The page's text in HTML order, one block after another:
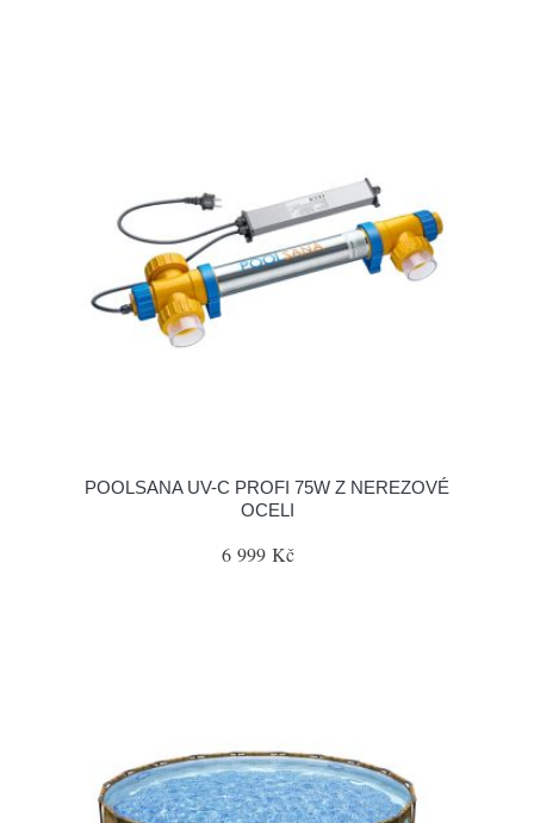
POOLSANA UV-C PROFI 75W Z NEREZOVÉ
OCELI
6 999 Kč